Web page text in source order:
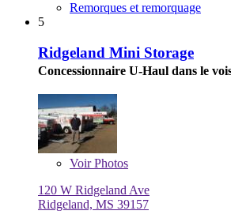
Remorques et remorquage
5
Ridgeland Mini Storage
Concessionnaire U-Haul dans le
VoirPhotos
120 W Ridgeland Ave
Ridgeland, MS 39157